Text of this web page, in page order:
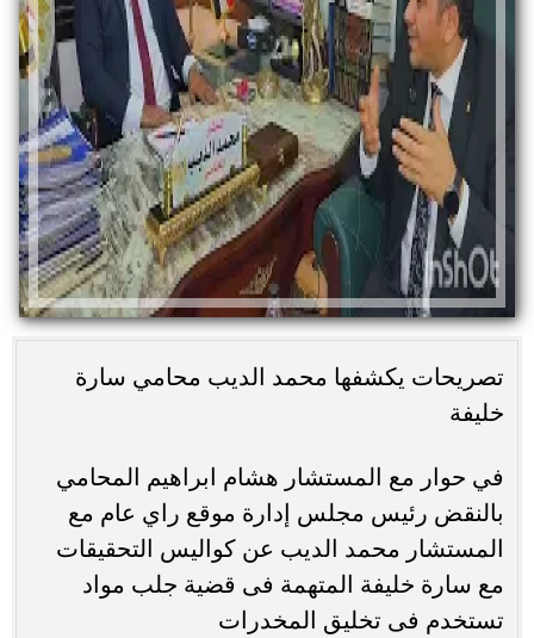
تصريحات يكشفها محمد الديب محامي سارة
خليفة
في حوار مع المستشار هشام ابراهيم المحامي
بالنقض رئيس مجلس إدارة موقع راي عام مع
المستشار محمد الديب عن كواليس التحقيقات
مع سارة خليفة المتهمة فى قضية جلب مواد
تستخدم فى تخليق المخدرات